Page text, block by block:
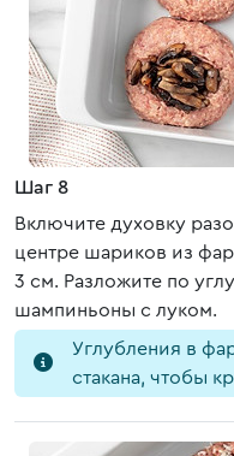
Шаг 8
Включите духовку
центре шариков из
3 см. Разложите по
шампиньоны с луком.
Углубления в
стакана, чтобы